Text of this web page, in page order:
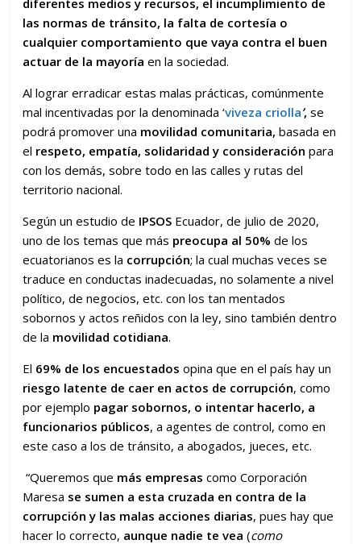
las normas de tránsito, la falta de cortesía o
cualquier comportamiento que vaya contra el buen
actuar de la mayoríaen la sociedad.
Al lograr erradicar estas malas prácticas, comúnmente
mal incentivadas por la denominada ‘viveza criolla’,se
podrá promover una movilidad comunitaria, basada en
el respeto, empatía, solidaridad y consideración para
con los demás, sobre todo en las calles y rutas del
territorio nacional.
Según un estudio de IPSOS Ecuador, de julio de 2020,
uno de los temas que más preocupa al 50% de los
ecuatorianos es la corrupción; la cual muchas veces se
traduce en conductas inadecuadas, no solamente a nivel
político, de negocios, etc. con los tan mentados
sobornos y actos reñidos con la ley, sino también dentro
de la movilidad cotidiana.
El 69% de los encuestadosopina que en el país hay un
riesgo latente de caer en actos de corrupción, como
por ejemplo pagar sobornos, o intentar hacerlo, a
funcionarios públicos, a agentes de control, como en
este caso a los de tránsito, a abogados, jueces, etc.
“Queremos que más empresas como Corporación
Maresa se sumen a esta cruzada en contra de la
corrupción y las malas acciones diarias, pues hay que
hacer lo correcto, aunque nadie te vea (como